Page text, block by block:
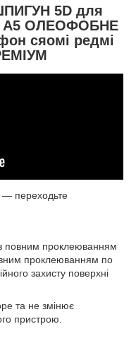
5D для
/ A5 ОЛЕОФОБНЕ
сяомі редмі
— переходьте
повним проклеюванням
проклеюванням по
захисту поверхні
та не змінює
пристрою.